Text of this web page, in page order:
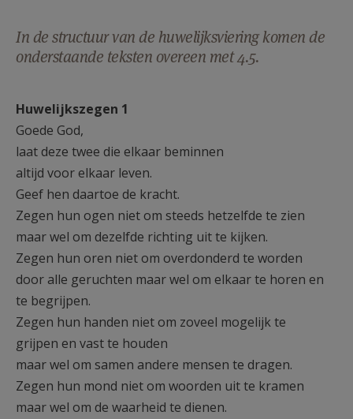
AANMELDEN OF REGISTREREN
In de structuur van de huwelijksviering komen de
onderstaande teksten overeen met 4.5.
Huwelijkszegen 1
Goede God,
laat deze twee die elkaar beminnen
altijd voor elkaar leven.
Geef hen daartoe de kracht.
Zegen hun ogen niet om steeds hetzelfde te zien
maar wel om dezelfde richting uit te kijken.
Zegen hun oren niet om overdonderd te worden
door alle geruchten maar wel om elkaar te horen en
te begrijpen.
Zegen hun handen niet om zoveel mogelijk te
grijpen en vast te houden
maar wel om samen andere mensen te dragen.
Zegen hun mond niet om woorden uit te kramen
maar wel om de waarheid te dienen.